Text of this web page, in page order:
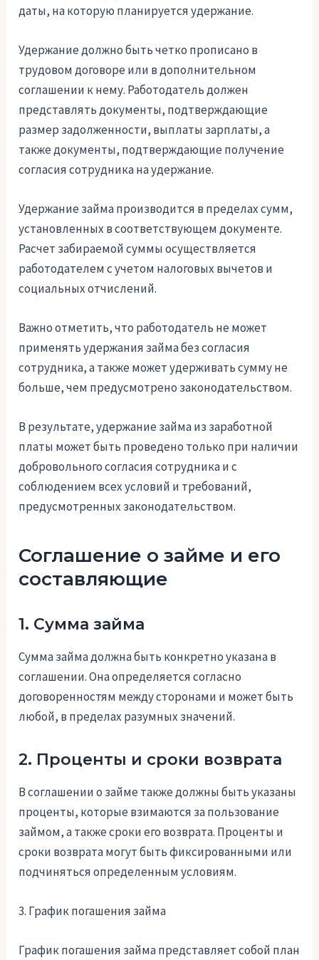
даты, на которую планируется удержание.
Удержание должно быть четко прописано в
трудовом договоре или в дополнительном
соглашении к нему. Работодатель должен
представлять документы, подтверждающие
размер задолженности, выплаты зарплаты, а
также документы, подтверждающие получение
согласия сотрудника на удержание.
Удержание займа производится в пределах сумм,
установленных в соответствующем документе.
Расчет забираемой суммы осуществляется
работодателем с учетом налоговых вычетов и
социальных отчислений.
Важно отметить, что работодатель не может
применять удержания займа без согласия
сотрудника, а также может удерживать сумму не
больше, чем предусмотрено законодательством.
В результате, удержание займа из заработной
платы может быть проведено только при наличии
добровольного согласия сотрудника и с
соблюдением всех условий и требований,
предусмотренных законодательством.
Соглашение о займе и его
составляющие
1. Сумма займа
Сумма займа должна быть конкретно указана в
соглашении. Она определяется согласно
договоренностям между сторонами и может быть
любой, в пределах разумных значений.
2. Проценты и сроки возврата
В соглашении о займе также должны быть указаны
проценты, которые взимаются за пользование
займом, а также сроки его возврата. Проценты и
сроки возврата могут быть фиксированными или
подчиняться определенным условиям.
3. График погашения займа
График погашения займа представляет собой план